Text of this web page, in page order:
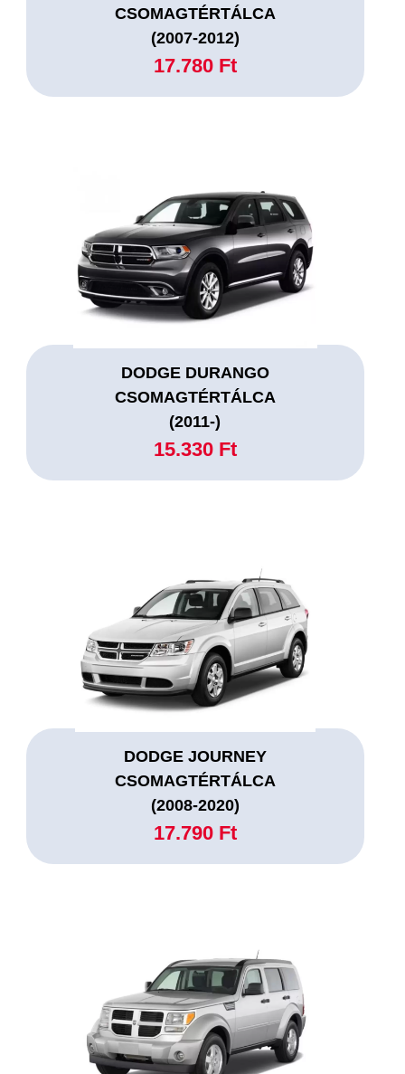
CSOMAGTÉRTÁLCA
(2007-2012)
17.780 Ft
DODGE DURANGO
CSOMAGTÉRTÁLCA
(2011-)
15.330 Ft
DODGE JOURNEY
CSOMAGTÉRTÁLCA
(2008-2020)
17.790 Ft